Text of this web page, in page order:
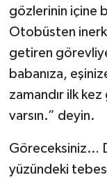
gözlerinin içine
Otobüsten
getiren
babanıza,
zamandır ilk
varsın.” deyin.
Göreceksiniz…
yüzündeki